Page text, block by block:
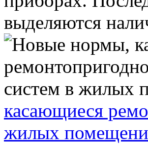
выделяются
касающиеся
жилых